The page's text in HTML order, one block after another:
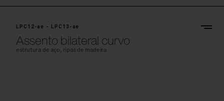
LPC12-ae - LPC13-ae
Assento bilateral curvo
estrutura de aço, ripas de madeira